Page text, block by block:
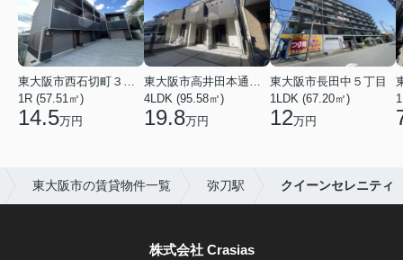
東大阪市西石切町３丁目
1R (57.51㎡)
14.5万円
東大阪市高井田本通２丁目
4LDK (95.58㎡)
19.8万円
東大阪市長田中５丁目
1LDK (67.20㎡)
12万円
東大阪市の賃貸物件一覧 弥刀駅 クイーンセレニティ
株式会社 Crasias